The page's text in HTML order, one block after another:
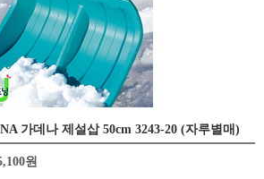
가데나 제설삽 50cm 3243-20 (자루별매)
원